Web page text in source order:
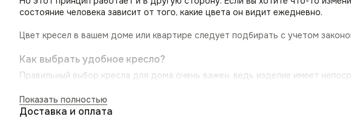
состояние человека зависит от того, какие цвета он видит ежедневно.
Цвет кресел в вашем доме или квартире следует подбирать с учетом
Как выбрать удобное кресло?
Правильный выбор кресла для дома очень важен, ведь изделие имеет
Оптимальное кресло позволит, когда вы садитесь в него, почувствовать
Показать полностью
Доставка и оплата